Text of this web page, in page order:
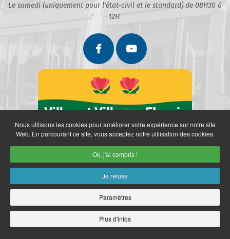
Le samedi (uniquement pour l'état-civil et le standard) de 08H30 à
12H
Retrait des données personnelles
Plan du site
Accès restreint
Nous utilisons les cookies pour améliorer votre expérience sur notre site
Web. En parcourant ce site, vous acceptez notre utilisation des cookies.
Ok, j'ai compris !
Je refuse
Paramètres
Plus d'infos